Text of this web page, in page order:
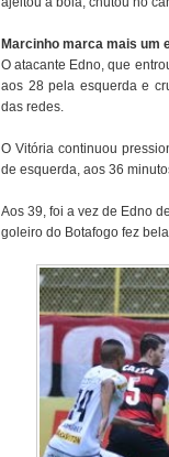
Marcinho marca mais um
O atacante Edno, que
aos 28 pela esquerda e
das redes.
O Vitória continuou
de esquerda, aos 36
Aos 39, foi a vez de Edno
goleiro do Botafogo fez